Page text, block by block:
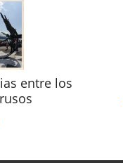
entre los